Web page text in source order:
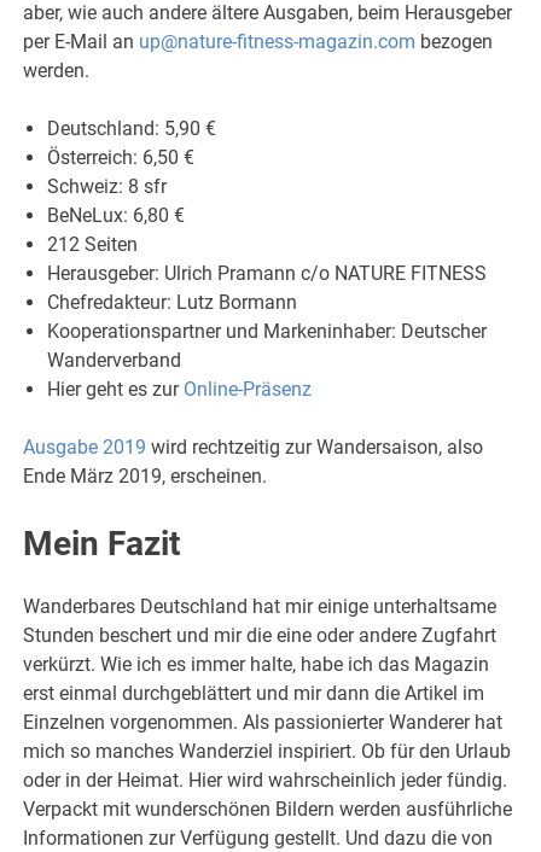
aber, wie auch andere ältere Ausgaben, beim Herausgeber
per E-Mail an up@nature-fitness-magazin.com bezogen
werden.
Deutschland: 5,90 €
Österreich: 6,50 €
Schweiz: 8 sfr
BeNeLux: 6,80 €
212 Seiten
Herausgeber: Ulrich Pramann c/o NATURE FITNESS
Chefredakteur: Lutz Bormann
Kooperationspartner und Markeninhaber: Deutscher
Wanderverband
Hier geht es zur Online-Präsenz
Ausgabe 2019 wird rechtzeitig zur Wandersaison, also
Ende März 2019, erscheinen.
Mein Fazit
Wanderbares Deutschland hat mir einige unterhaltsame
Stunden beschert und mir die eine oder andere Zugfahrt
verkürzt. Wie ich es immer halte, habe ich das Magazin
erst einmal durchgeblättert und mir dann die Artikel im
Einzelnen vorgenommen. Als passionierter Wanderer hat
mich so manches Wanderziel inspiriert. Ob für den Urlaub
oder in der Heimat. Hier wird wahrscheinlich jeder fündig.
Verpackt mit wunderschönen Bildern werden ausführliche
Informationen zur Verfügung gestellt. Und dazu die von